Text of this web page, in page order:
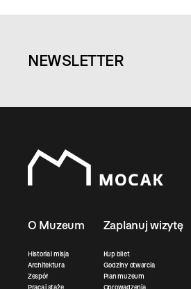
NEWSLETTER
O Muzeum
Historia i misja
Architektura
Zespół
Praca i staże
Zaplanuj wizytę
Kup bilet
Godziny otwarcia
Plan muzeum
Oprowadzenia